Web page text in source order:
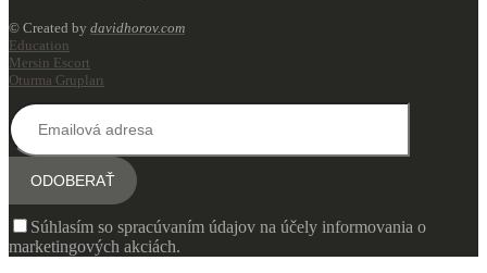
© Created by davidhorov.com
Education
Mersin Escort
Oturma Grupları
Súhlasím so spracúvaním údajov na účely informovania o
marketingových akciách.